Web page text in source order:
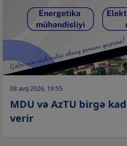
08 avq 2026, 19:55
MDU və AzTU birgə
verir